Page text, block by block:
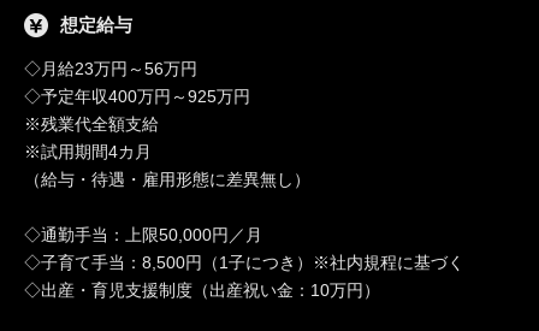
想定給与
◇月給23万円～56万円
◇予定年収400万円～925万円
※残業代全額支給
※試用期間4カ月
（給与・待遇・雇用形態に差異無し）
◇通勤手当：上限50,000円／月
◇子育て手当：8,500円（1子につき）※社内規程に基づく
◇出産・育児支援制度（出産祝い金：10万円）